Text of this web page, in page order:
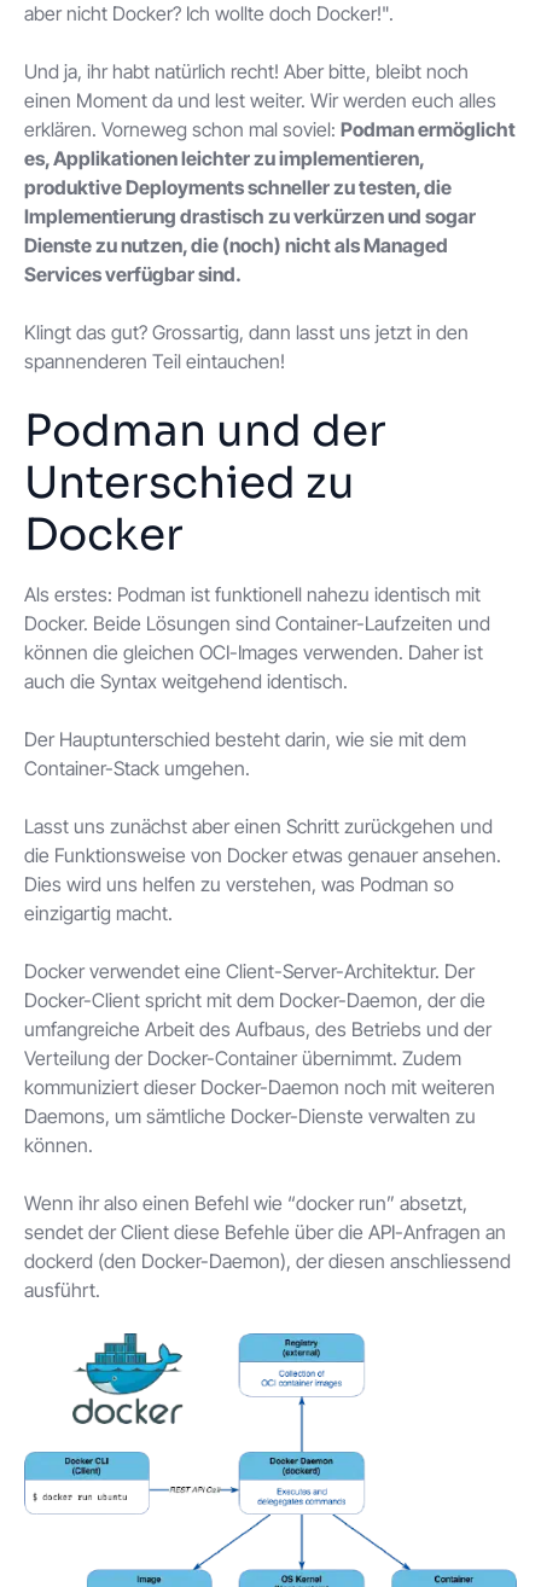
aber nicht Docker? Ich wollte doch Docker!".
Und ja, ihr habt natürlich recht! Aber bitte, bleibt noch
einen Moment da und lest weiter. Wir werden euch alles
erklären. Vorneweg schon mal soviel: Podman ermöglicht
es, Applikationen leichter zu implementieren,
produktive Deployments schneller zu testen, die
Implementierung drastisch zu verkürzen und sogar
Dienste zu nutzen, die (noch) nicht als Managed
Services verfügbar sind.
Klingt das gut? Grossartig, dann lasst uns jetzt in den
spannenderen Teil eintauchen!
Podman und der
Unterschied zu
Docker
Als erstes: Podman ist funktionell nahezu identisch mit
Docker. Beide Lösungen sind Container-Laufzeiten und
können die gleichen OCI-Images verwenden. Daher ist
auch die Syntax weitgehend identisch.
Der Hauptunterschied besteht darin, wie sie mit dem
Container-Stack umgehen.
Lasst uns zunächst aber einen Schritt zurückgehen und
die Funktionsweise von Docker etwas genauer ansehen.
Dies wird uns helfen zu verstehen, was Podman so
einzigartig macht.
Docker verwendet eine Client-Server-Architektur. Der
Docker-Client spricht mit dem Docker-Daemon, der die
umfangreiche Arbeit des Aufbaus, des Betriebs und der
Verteilung der Docker-Container übernimmt. Zudem
kommuniziert dieser Docker-Daemon noch mit weiteren
Daemons, um sämtliche Docker-Dienste verwalten zu
können.
Wenn ihr also einen Befehl wie “docker run” absetzt,
sendet der Client diese Befehle über die API-Anfragen an
dockerd (den Docker-Daemon), der diesen anschliessend
ausführt.